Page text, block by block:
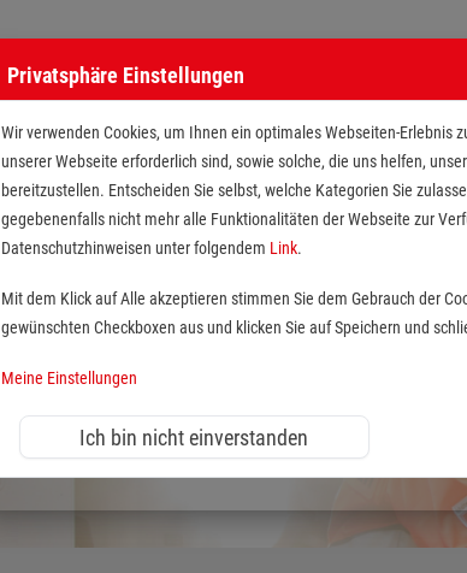
Privatsphäre Einstellungen
Wir verwenden Cookies, um Ihnen ein optimales Webseiten-
unserer Webseite erforderlich sind, sowie solche, die uns helfen,
bereitzustellen. Entscheiden Sie selbst, welche Kategorien Sie
gegebenenfalls nicht mehr alle Funktionalitäten der Webseite zur
Datenschutzhinweisen unter folgendem Link.
Mit dem Klick auf Alle akzeptieren stimmen Sie dem Gebrauch der
gewünschten Checkboxen aus und klicken Sie auf Speichern und
Meine Einstellungen
Ich bin nicht einverstanden